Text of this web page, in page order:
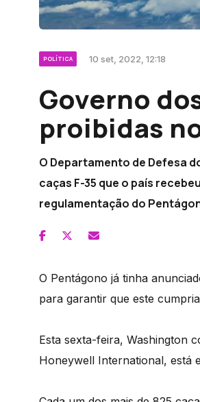
POLÍTICA 10 set, 2022, 12:18
Governo
proibidas
O Departamento de Defesa
caças F-35 que o país
regulamentação do
O Pentágono já tinha
para garantir que este
Esta sexta-feira, Washington
Honeywell International, está